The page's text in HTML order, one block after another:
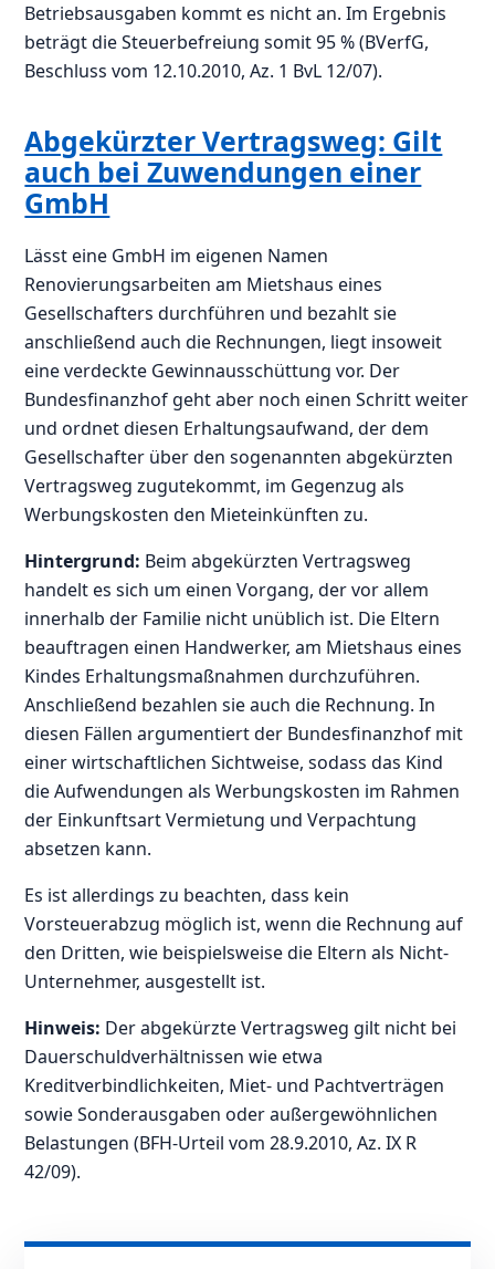
Betriebsausgaben kommt es nicht an. Im Ergebnis
beträgt die Steuerbefreiung somit 95 % (BVerfG,
Beschluss vom 12.10.2010, Az. 1 BvL 12/07).
Abgekürzter Vertragsweg: Gilt
auch bei Zuwendungen einer
GmbH
Lässt eine GmbH im eigenen Namen
Renovierungsarbeiten am Mietshaus eines
Gesellschafters durchführen und bezahlt sie
anschließend auch die Rechnungen, liegt insoweit
eine verdeckte Gewinnausschüttung vor. Der
Bundesfinanzhof geht aber noch einen Schritt weiter
und ordnet diesen Erhaltungsaufwand, der dem
Gesellschafter über den sogenannten abgekürzten
Vertragsweg zugutekommt, im Gegenzug als
Werbungskosten den Mieteinkünften zu.
Hintergrund: Beim abgekürzten Vertragsweg
handelt es sich um einen Vorgang, der vor allem
innerhalb der Familie nicht unüblich ist. Die Eltern
beauftragen einen Handwerker, am Mietshaus eines
Kindes Erhaltungsmaßnahmen durchzuführen.
Anschließend bezahlen sie auch die Rechnung. In
diesen Fällen argumentiert der Bundesfinanzhof mit
einer wirtschaftlichen Sichtweise, sodass das Kind
die Aufwendungen als Werbungskosten im Rahmen
der Einkunftsart Vermietung und Verpachtung
absetzen kann.
Es ist allerdings zu beachten, dass kein
Vorsteuerabzug möglich ist, wenn die Rechnung auf
den Dritten, wie beispielsweise die Eltern als Nicht-
Unternehmer, ausgestellt ist.
Hinweis: Der abgekürzte Vertragsweg gilt nicht bei
Dauerschuldverhältnissen wie etwa
Kreditverbindlichkeiten, Miet- und Pachtverträgen
sowie Sonderausgaben oder außergewöhnlichen
Belastungen (BFH-Urteil vom 28.9.2010, Az. IX R
42/09).